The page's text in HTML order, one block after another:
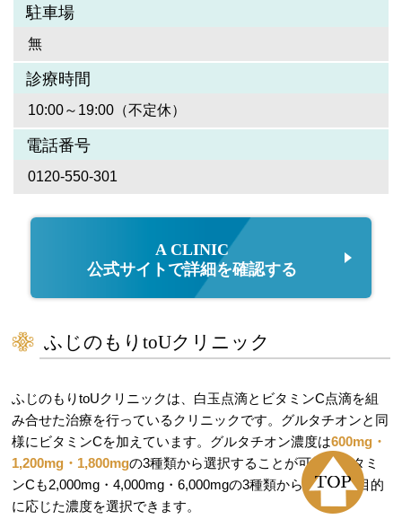
駐車場
無
診療時間
10:00～19:00（不定休）
電話番号
0120-550-301
A CLINIC
公式サイトで詳細を確認する
ふじのもりtoUクリニック
ふじのもりtoUクリニックは、白玉点滴とビタミンC点滴を組
み合せた治療を行っているクリニックです。グルタチオンと同
様にビタミンCを加えています。グルタチオン濃度は600mg・
1,200mg・1,800mgの3種類から選択することが可能。ビタミ
ンCも2,000mg・4,000mg・6,000mgの3種類から、予算と目的
に応じた濃度を選択できます。